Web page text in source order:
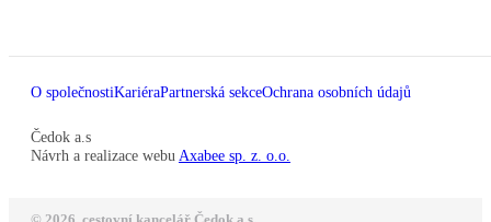
O společnostiKariéraPartnerská sekceOchrana osobních údajů
Čedok a.s
Návrh a realizace webu Axabee sp. z. o.o.